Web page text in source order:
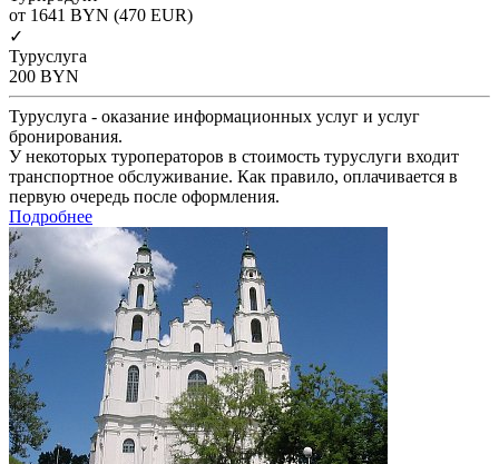
от 1641 BYN (470 EUR)
✓
Туруслуга
200 BYN
Туруслуга - оказание информационных услуг и услуг
бронирования.
У некоторых туроператоров в стоимость туруслуги входит
транспортное обслуживание. Как правило, оплачивается в
первую очередь после оформления.
Подробнее